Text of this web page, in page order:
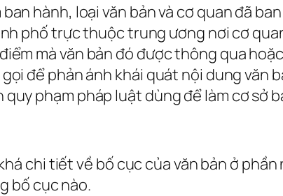
hành, loại văn bản và cơ quan đã
phố trực thuộc trung ương nơi cơ
mà văn bản đó được thông qua
để phản ánh khái quát nội dung văn
phạm pháp luật dùng để làm cơ sở
chi tiết về bố cục của văn bản ở
bố cục nào.